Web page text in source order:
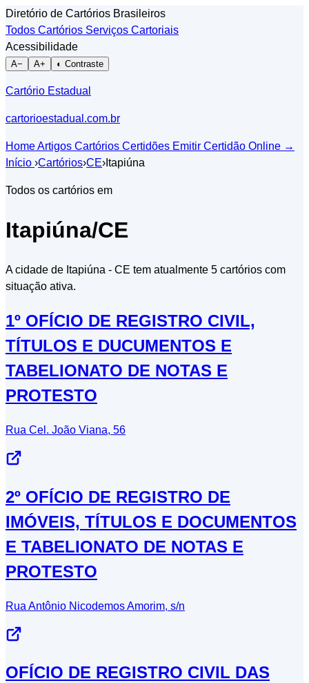
Diretório de Cartórios Brasileiros
Todos Cartórios Serviços Cartoriais
Acessibilidade
A− A+ ◐ Contraste
Cartório Estadual
cartorioestadual.com.br
HomeArtigos Cartórios Certidões Emitir Certidão Online →
Início ›Cartórios›CE› Itapiúna
Todos os cartórios em
Itapiúna/CE
A cidade de Itapiúna - CE tem atualmente 5 cartórios com
situação ativa.
1º OFÍCIO DE REGISTRO CIVIL,
TÍTULOS E DUCUMENTOS E
TABELIONATO DE NOTAS E
PROTESTO
Rua Cel. João Viana, 56
2º OFÍCIO DE REGISTRO DE
IMÓVEIS, TÍTULOS E DOCUMENTOS
E TABELIONATO DE NOTAS E
PROTESTO
Rua Antônio Nicodemos Amorim, s/n
OFÍCIO DE REGISTRO CIVIL DAS